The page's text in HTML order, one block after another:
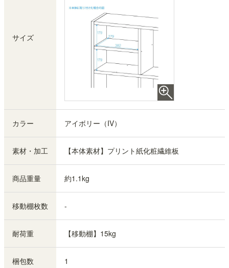
サイズ
カラー アイボリー（IV）
素材・加工 【本体素材】プリント紙化粧繊維板
商品重量 約1.1kg
移動棚枚数 -
耐荷重 【移動棚】15kg
梱包数 1